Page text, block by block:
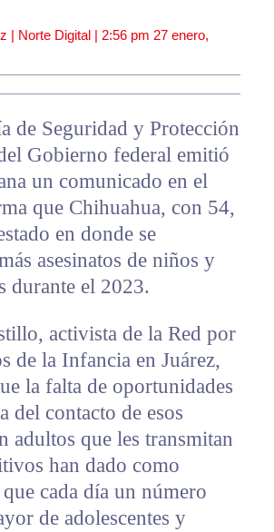
| Norte Digital | 2:56 pm 27 enero,
de Seguridad y Protección
Gobierno federal emitió
un comunicado en el
que Chihuahua, con 54,
en donde se
asesinatos de niños y
durante el 2023.
activista de la Red por
de la Infancia en Juárez,
la falta de oportunidades
del contacto de esos
adultos que les transmitan
han dado como
cada día un número
de adolescentes y